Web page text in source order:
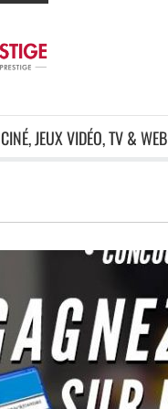
CINÉ, JEUX VIDÉO, TV & WEB